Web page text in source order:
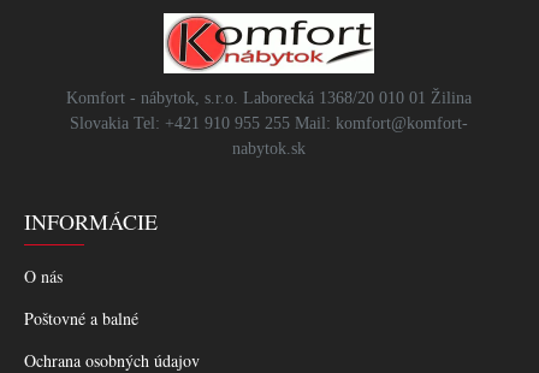
Komfort - nábytok, s.r.o. Laborecká 1368/20 010 01 Žilina
Slovakia Tel: +421 910 955 255 Mail: komfort@komfort-
nabytok.sk
INFORMÁCIE
O nás
Poštovné a balné
Ochrana osobných údajov